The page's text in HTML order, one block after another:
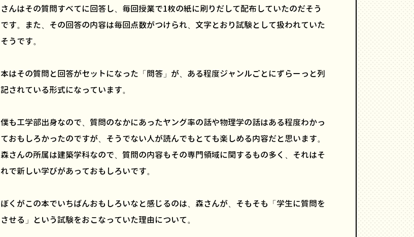
さんはその質問すべてに回答し、毎回授業で1枚の紙に刷りだして配布していたのだそう
です。また、その回答の内容は毎回点数がつけられ、文字とおり試験として扱われていた
そうです。
本はその質問と回答がセットになった「問答」が、ある程度ジャンルごとにずらーっと列
記されている形式になっています。
僕も工学部出身なので、質問のなかにあったヤング率の話や物理学の話はある程度わかっ
ておもしろかったのですが、そうでない人が読んでもとても楽しめる内容だと思います。
森さんの所属は建築学科なので、質問の内容もその専門領域に関するもの多く、それはそ
れで新しい学びがあっておもしろいです。
ぼくがこの本でいちばんおもしろいなと感じるのは、森さんが、そもそも「学生に質問を
させる」という試験をおこなっていた理由について。